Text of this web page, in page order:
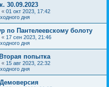
30.09.2023
« 01 окт 2023, 17:42
дня
по Пантелеевскому болоту
« 17 сен 2023, 21:46
дня
попытка
« 15 авг 2023, 22:32
дня